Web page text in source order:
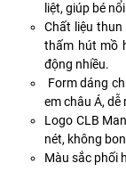
liệt, giúp bé
Chất liệu
thấm hút mồ
động nhiều.
Form dáng
em châu Á, dễ
Logo CLB
nét, không
Màu sắc phối